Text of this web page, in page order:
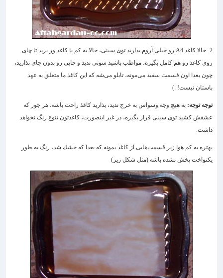
2- حالا كاغذ A4 رو خیلی آروم بذارید توی سینی، حالا یه كم با كاغذ ور برید تا چای
روی كاغذ رو هم كامل بگیره، مواظب باشید سوتی ندید و جایی رو بدون چای نذارید،
چون بعدا اون قسمت سفید می‌مونه، تابلو می‌شه كه این كاغذ ما متعلق به عهد
باستان نیست! :)
توجه توجه: به هیچ وجه وسواس به خرج ندید، بذارید كاغذ راحت باشه، هر جور كه
عشقش كشید توی سینی قرار بگیره، در غیر اینصورت، كاغذتون تنوع رنگ نخواهد
داشت.
بهتره یه كم هوا زیر قسمت‌هایی از كاغذ بمونه كه بعدا كه خشك شد، رنگ به طور
یكنواخت پخش نشده باشه (مثل شكل زیر)